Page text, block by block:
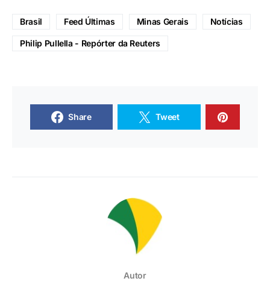
Brasil Feed Últimas Minas Gerais Notícias
Philip Pullella - Repórter da Reuters
Share Tweet
Autor